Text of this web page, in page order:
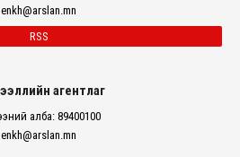
enkh@arslan.mn
RSS
агентлаг
алба: 89400100
enkh@arslan.mn